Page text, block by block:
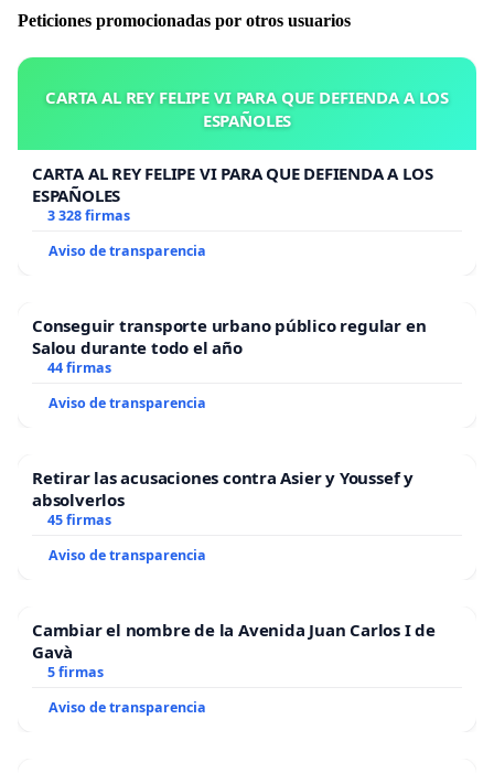
Peticiones promocionadas por otros usuarios
CARTA AL REY FELIPE VI PARA QUE DEFIENDA A LOS
ESPAÑOLES
CARTA AL REY FELIPE VI PARA QUE DEFIENDA A LOS
ESPAÑOLES
3 328 firmas
Aviso de transparencia
Conseguir transporte urbano público regular en
Salou durante todo el año
44 firmas
Aviso de transparencia
Retirar las acusaciones contra Asier y Youssef y
absolverlos
45 firmas
Aviso de transparencia
Cambiar el nombre de la Avenida Juan Carlos I de
Gavà
5 firmas
Aviso de transparencia